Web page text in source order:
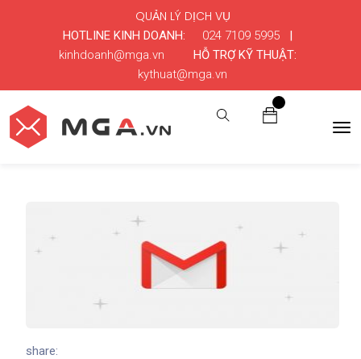
HOTLINE KINH DOANH: 024 7109 5995|
kinhdoanh@mga.vn
HỖ TRỢ KỸ THUẬT:
kythuat@mga.vn
QUẢN LÝ DỊCH VỤ
share: